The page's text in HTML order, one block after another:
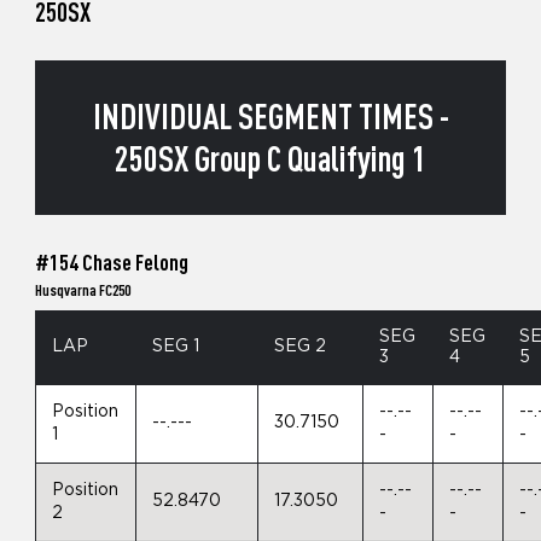
250SX
INDIVIDUAL SEGMENT TIMES -
250SX Group C Qualifying 1
#154 Chase Felong
Husqvarna FC250
LAP SEG 1 SEG 2
SEG
3
SEG
4
5
Position
1
--.--- 30.7150
--.--
-
--.--
-
--
-
Position
2
52.8470 17.3050
--.--
-
--.--
-
--
-